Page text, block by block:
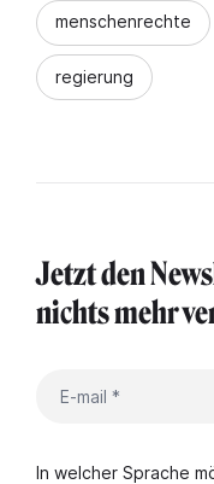
menschenrechte
regierung
Jetzt den
nichts mehr
In welcher Sprache